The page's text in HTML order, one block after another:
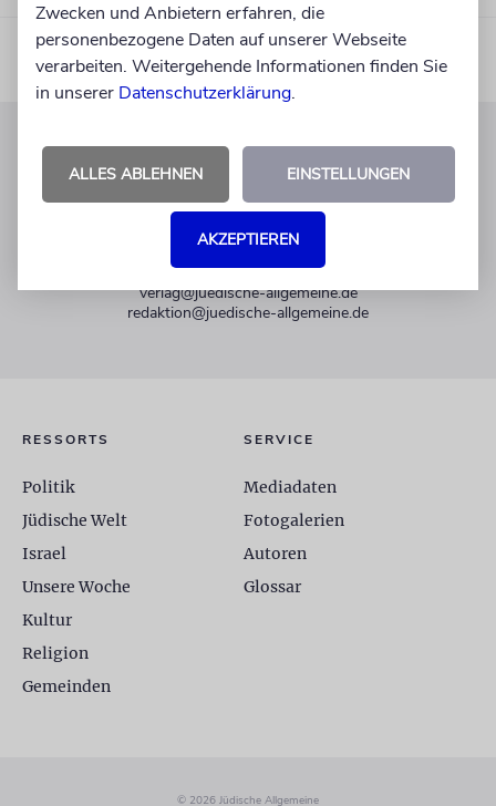
KUNDENSERVICE
+49 30 275833 0
Mo-Do 9-17 Uhr
verlag@juedische-allgemeine.de
redaktion@juedische-allgemeine.de
RESSORTS
Politik
Jüdische Welt
Israel
Unsere Woche
Kultur
Religion
Gemeinden
SERVICE
Mediadaten
Fotogalerien
Autoren
Glossar
© 2026 Jüdische Allgemeine
Zwecken und Anbietern erfahren, die
personenbezogene Daten auf unserer Webseite
verarbeiten. Weitergehende Informationen finden Sie
in unserer Datenschutzerklärung.
ALLES ABLEHNEN EINSTELLUNGEN
AKZEPTIEREN